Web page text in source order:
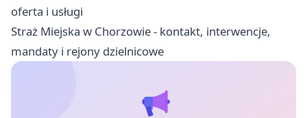
oferta i usługi
Straż Miejska w Chorzowie - kontakt, interwencje,
mandaty i rejony dzielnicowe